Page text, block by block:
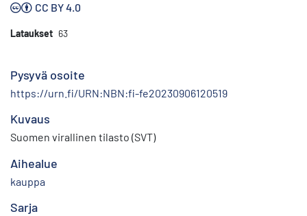
CC BY 4.0
Lataukset 63
Pysyvä osoite
https://urn.fi/URN:NBN:fi-fe20230906120519
Kuvaus
Suomen virallinen tilasto (SVT)
Aihealue
kauppa
Sarja